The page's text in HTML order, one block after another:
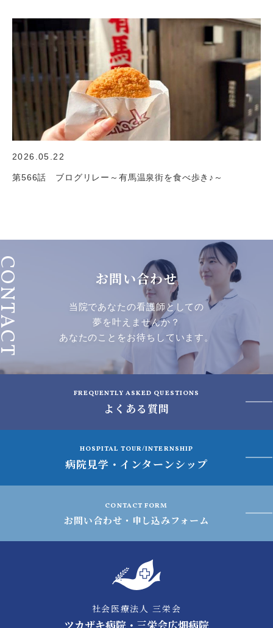
2026.05.22
第566話 ブログリレー～有馬温泉街を食べ歩き♪～
お問い合わせ
当院であなたの看護師としての
夢を叶えませんか？
あなたのことをお待ちしています。
FREQUENTLY ASKED QUESTIONS
よくある質問
HOSPITAL TOUR/INTERNSHIP
病院見学・インターンシップ
CONTACT FORM
お問い合わせ・申し込みフォーム
社会医療法人 三栄会
ツカザキ病院・三栄会広畑病院